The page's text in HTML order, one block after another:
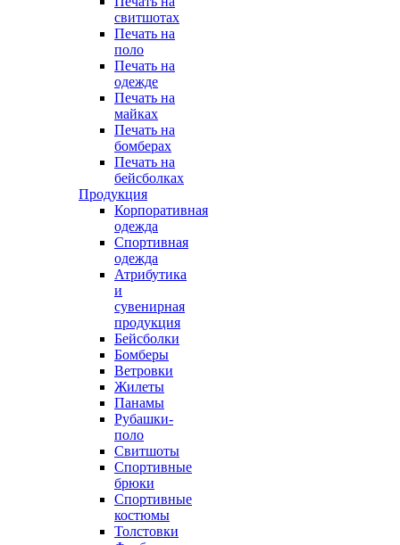
свитшотах
Печать на
поло
Печать на
одежде
Печать на
майках
Печать на
бомберах
Печать на
бейсболках
Продукция
Корпоративная
одежда
Спортивная
одежда
Атрибутика
и
сувенирная
продукция
Бейсболки
Бомберы
Ветровки
Жилеты
Панамы
Рубашки-
поло
Свитшоты
Спортивные
брюки
Спортивные
костюмы
Толстовки